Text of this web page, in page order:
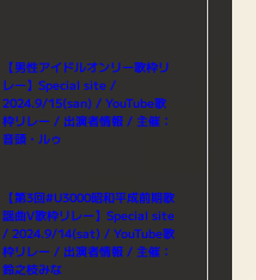
【男性アイドルオンリー歌枠リ
レー】Special site /
2024.9/15(san) / YouTube歌
枠リレー / 出演者情報 / 主催：
音頭・ルゥ
【第3回#U3000昭和平成前期歌
謡曲V歌枠リレー】Special site
/ 2024.9/14(sat) / YouTube歌
枠リレー / 出演者情報 / 主催：
鈴之枝みな